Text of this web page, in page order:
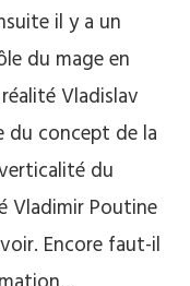
il y a un
du mage en
Vladislav
du concept de la
du
Vladimir Poutine
Encore faut-il